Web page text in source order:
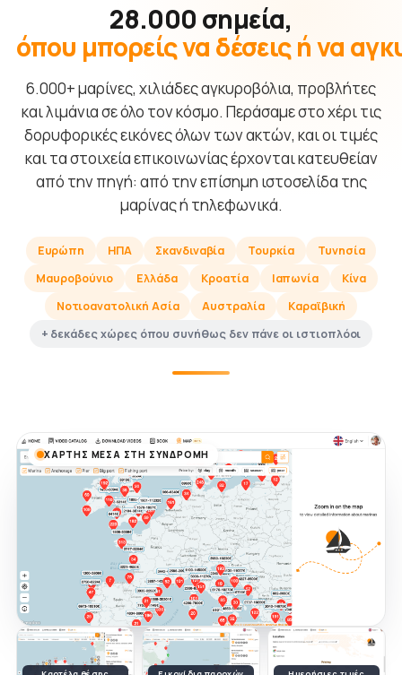
28.000 σημεία,
όπου μπορείς να δέσεις ή να
6.000+ μαρίνες, χιλιάδες αγκυροβόλια, προβλήτες
και λιμάνια σε όλο τον κόσμο. Περάσαμε στο χέρι τις
δορυφορικές εικόνες όλων των ακτών, και οι τιμές
και τα στοιχεία επικοινωνίας έρχονται κατευθείαν
από την πηγή: από την επίσημη ιστοσελίδα της
μαρίνας ή τηλεφωνικά.
Ευρώπη ΗΠΑ Σκανδιναβία Τουρκία
Τυνησία
Μαυροβούνιο
Ελλάδα Κροατία Ιαπωνία
Κίνα
Νοτιοανατολική Ασία
Αυστραλία
Καραϊβική
+ δεκάδες χώρες όπου συνήθως δεν πάνε οι ιστιοπλόοι
ΧΆΡΤΗΣ ΜΈΣΑ ΣΤΗ ΣΥΝΔΡΟΜΉ